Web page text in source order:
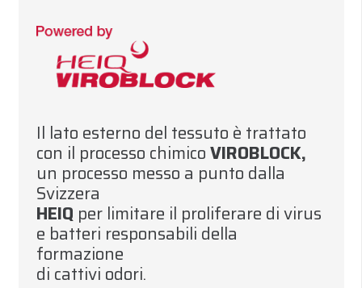
Il lato esterno del tessuto è trattato
con il processo chimicoVIROBLOCK,
un processo messo a punto dalla
Svizzera
HEIQ per limitare il proliferare di virus
e batteri responsabili della
formazione
di cattivi odori.